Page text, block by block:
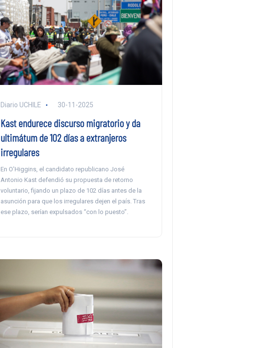
Diario UCHILE 30-11-2025
Kast endurece discurso migratorio y da
ultimátum de 102 días a extranjeros
irregulares
En O’Higgins, el candidato republicano José
Antonio Kast defendió su propuesta de retorno
voluntario, fijando un plazo de 102 días antes de la
asunción para que los irregulares dejen el país. Tras
ese plazo, serían expulsados “con lo puesto”.